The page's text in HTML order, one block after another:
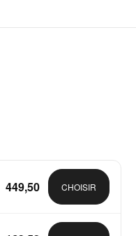
449,50 CHOISIR